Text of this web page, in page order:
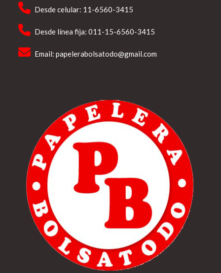
Desde celular: 11-6560-3415
Desde línea fija: 011-15-6560-3415
Email:papelerabolsatodo@gmail.com